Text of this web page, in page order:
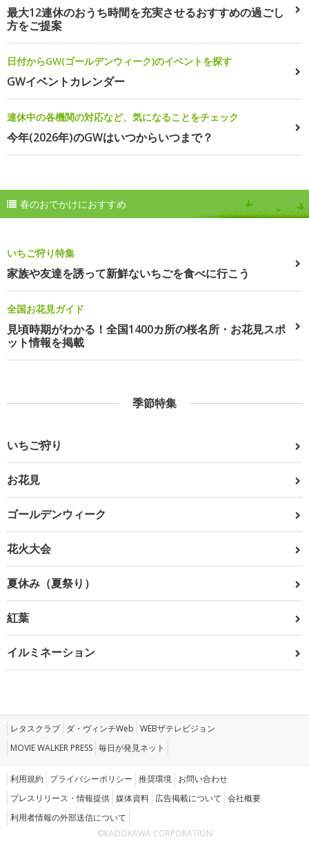
最大12連休のおうち時間を充実させるおすすめの過ごし
方をご提案
日付からGW(ゴールデンウィーク)のイベントを探す
GWイベントカレンダー
連休中の各機関の対応など、気になることをチェック
今年(2026年)のGWはいつからいつまで？
春のおでかけにおすすめ
いちご狩り特集
家族や友達を誘って新鮮ないちごを食べに行こう
全国お花見ガイド
見頃時期がわかる！全国1400カ所の桜名所・お花見スポ
ット情報を掲載
季節特集
いちご狩り
お花見
ゴールデンウィーク
花火大会
夏休み（夏祭り）
紅葉
イルミネーション
レタスクラブ ダ・ヴィンチWeb WEBザテレビジョン
MOVIE WALKER PRESS 毎日が発見ネット
利用規約 プライバシーポリシー 推奨環境 お問い合わせ
プレスリリース・情報提供 媒体資料 広告掲載について 会社概要
利用者情報の外部送信について
©KADOKAWA CORPORATION